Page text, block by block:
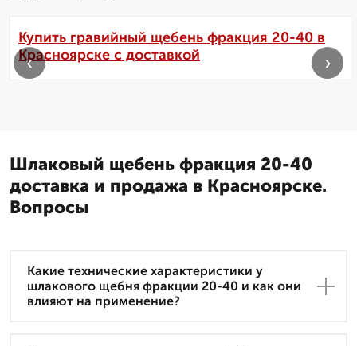
Купить гравийный щебень фракция 20-40 в
Красноярске с доставкой
‹ ›
Шлаковый щебень фракция 20-40
доставка и продажа в Красноярске.
Вопросы
Какие технические характеристики у
шлакового щебня фракции 20-40 и как они
влияют на применение?